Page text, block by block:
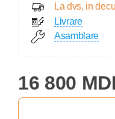
La dvs, in
Livrare
Asamblare
16 800